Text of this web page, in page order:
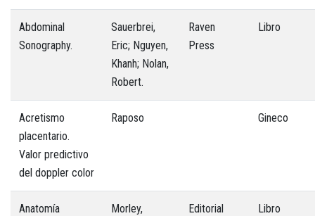
Abdominal
Sonography.
Sauerbrei,
Eric; Nguyen,
Khanh; Nolan,
Robert.
Raven
Press
Libro
Acretismo
placentario.
Valor predictivo
del doppler color
Raposo Gineco
Anatomía
Morley,
Editorial
Libro